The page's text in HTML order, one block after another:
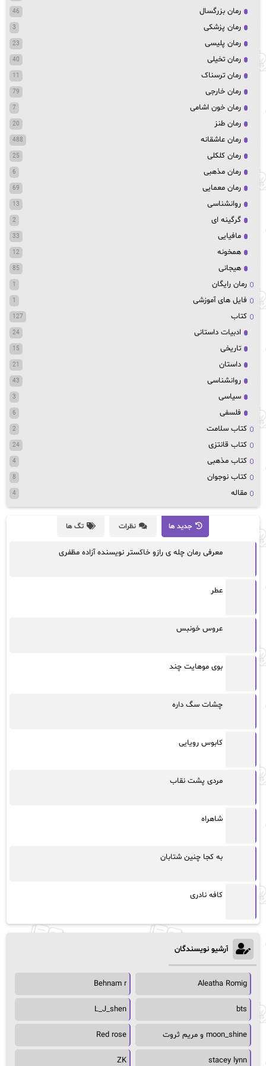
رمان بزرگسال
46
رمان پزشکی 3
رمان پلیسی 23
رمان تخیلی 40
رمان ترسناک 11
رمان خارجی 79
رمان خون اشامی 7
رمان طنز 20
رمان عاشقانه 488
رمان کلکلی 25
رمان مذهبی 6
رمان معمایی 69
روانشناسی 13
گرگینه ای 2
مافیایی 33
همخونه 12
هیجانی 85
رمان رایگان 1
فایل های آموزشی 1
کتاب 127
ادبیات داستانی 24
تاریخی 15
داستان 21
روانشناسی 43
سیاسی 3
فلسفی 6
کتاب سلامت 2
کتاب قانتزی 24
کتاب مذهبی 4
کتاب نوجوان 8
مقاله 4
جدید ها نظرات تگ ها
معرفی رمان چله ی رازو خاکستر نویسنده آزاده مظفری
عطر
عروس خونبس
بوی موهایت چند
چشات سگ داره
کابوس رویایی
مردی پشت نقاب
شاهراه
به کجا چنین شتابان
کافه نادری
آرشیو نویسندگان
Aleatha Romig
Behnam r
bts
L_J_shen
moon_shine و مریم ثروت Red rose
stacey lynn
ZK